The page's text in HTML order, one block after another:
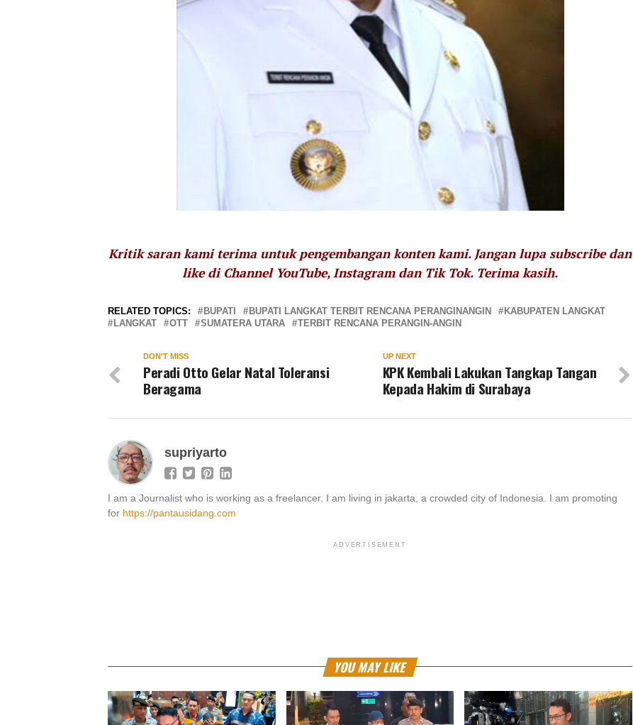
Kritik saran kami terima untuk pengembangan konten kami. Jangan lupa subscribe dan
like di Channel YouTube, Instagram dan Tik Tok. Terima kasih.
RELATED TOPICS: BUPATI BUPATI LANGKAT TERBIT RENCANA PERANGINANGIN
KABUPATEN LANGKAT
LANGKAT
OTT SUMATERA UTARA TERBIT RENCANA PERANGIN-ANGIN
UP NEXT
KPK Kembali Lakukan Tangkap Tangan
Kepada Hakim di Surabaya
DON'T MISS
Peradi Otto Gelar Natal Toleransi
Beragama
supriyarto
I am a Journalist who is working as a freelancer. I am living in jakarta, a crowded city of Indonesia. I am promoting
for https://pantausidang.com
ADVERTISEMENT
YOU MAY LIKE